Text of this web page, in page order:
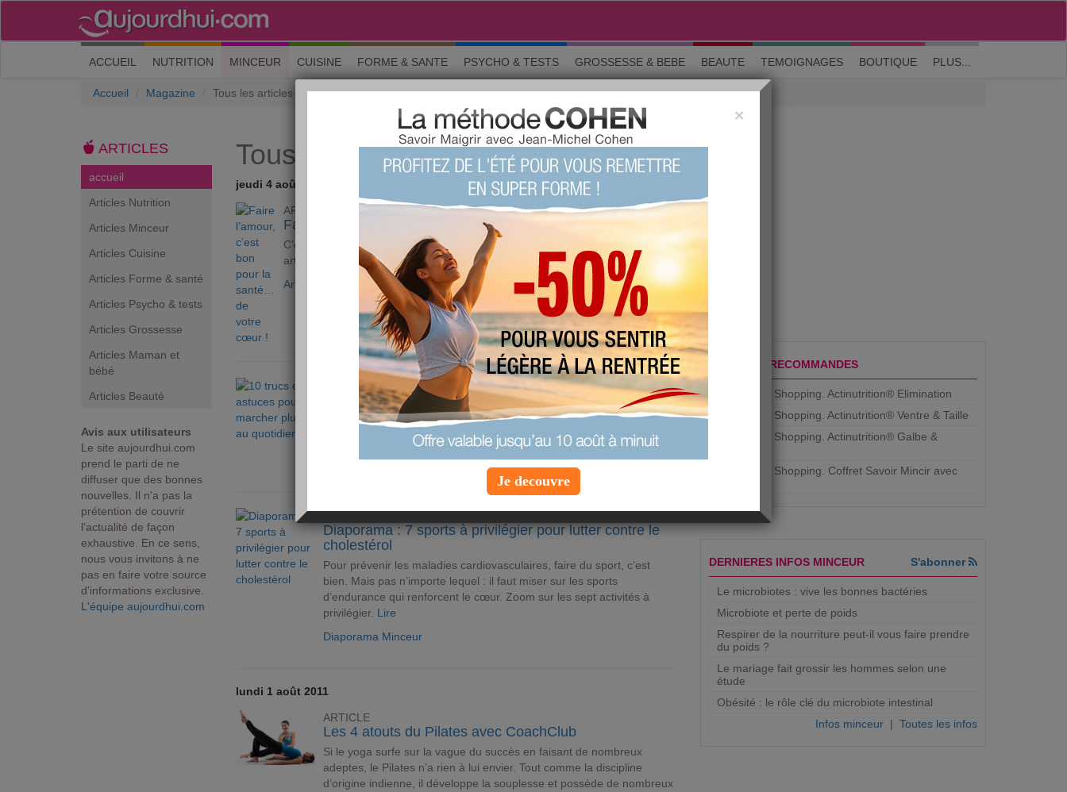
M'inscrire| Me connecter| ? Visite guidée
ACCUEIL (current)
NUTRITION MINCEUR CUISINE FORME & SANTE PSYCHO & TESTS GROSSESSE & BEBE BEAUTE TEMOIGNAGES BOUTIQUE PLUS...
Accueil Magazine Tous les articles
ARTICLES
accueil
Articles Nutrition
Articles Minceur
Articles Cuisine
Articles Forme & santé
Articles Psycho & tests
Articles Grossesse
Articles Maman et
bébé
Articles Beauté
Avis aux utilisateurs
Le site aujourdhui.com
prend le parti de ne
diffuser que des bonnes
nouvelles. Il n'a pas la
prétention de couvrir
l'actualité de façon
exhaustive. En ce sens,
nous vous invitons à ne
pas en faire votre source
d'informations exclusive.
L'équipe aujourdhui.com
Tous les articles
jeudi 4 août 2011
ARTICLE
Faire l’amour, c’est bon pour la santé… de votre cœur !
C’est prouvé : faire l’amour est excellent pour entretenir votre cœur et vos
artères. Alors pas question de s’en priver !
Article Minceur
ARTICLE
10 trucs et astuces pour marcher plus au quotidien
Bouger plus au quotidien, ce n’est pas si difficile qu’on le croit.
Découvrez nos 10 astuces pour atteindre votre objectif ! Lire
Article Minceur
Diaporama : 7 sports à privilégier pour lutter contre le
cholestérol
Pour prévenir les maladies cardiovasculaires, faire du sport, c’est
bien. Mais pas n’importe lequel : il faut miser sur les sports
d’endurance qui renforcent le cœur. Zoom sur les sept activités à
privilégier. Lire
Diaporama Minceur
lundi 1 août 2011
ARTICLE
Les 4 atouts du Pilates avec CoachClub
Si le yoga surfe sur la vague du succès en faisant de nombreux
adeptes, le Pilates n’a rien à lui envier. Tout comme la discipline
d’origine indienne, il développe la souplesse et possède de nombreux
PRODUITS RECOMMANDES
Aujourdhui Shopping. Actinutrition® Elimination
Aujourdhui Shopping. Actinutrition® Ventre & Taille
Aujourdhui Shopping. Actinutrition® Galbe &
Aujourdhui Shopping. ​Coffret Savoir Mincir avec
DERNIERES INFOS MINCEUR S'abonner
Le microbiotes : vive les bonnes bactéries
Microbiote et perte de poids
Respirer de la nourriture peut-il vous faire prendre
du poids ?
Le mariage fait grossir les hommes selon une
étude
Obésité : le rôle clé du microbiote intestinal
Infos minceur | Toutes les infos
×
Je decouvre